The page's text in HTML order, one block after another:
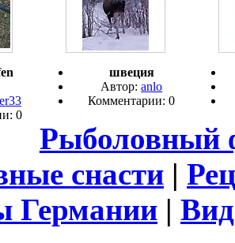
0
швеция
Автор:anlo
Комментарии: 0
Рыболовный
снасти |
Германии |